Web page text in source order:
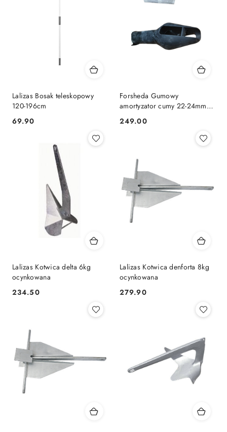
Lalizas Bosak teleskopowy
120-196cm
Cena:
69.90
Forsheda Gumowy
amortyzator cumy 22-24mm
czarny
Cena:
249.00
Lalizas Kotwica delta 6kg
ocynkowana
Cena:
234.50
Lalizas Kotwica denforta 8kg
ocynkowana
Cena:
279.90